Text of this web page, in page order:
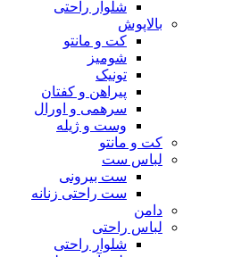
شلوار راحتی
بالاپوش
کت و مانتو
شومیز
تونیک
پیراهن و کفتان
سرهمی و اورال
وست و ژیله
کت و مانتو
لباس ست
ست بیرونی
ست راحتی زنانه
دامن
لباس راحتی
شلوار راحتی